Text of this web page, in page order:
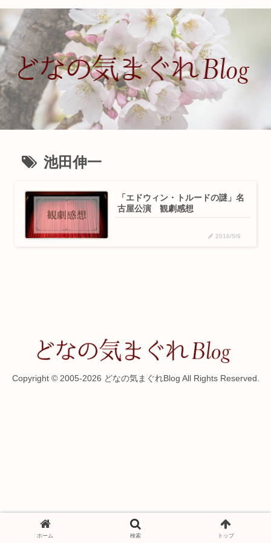
池田伸一
「エドウィン・トルードの謎」名
古屋公演 観劇感想
2016/5/6
Copyright © 2005-2026 どなの気まぐれBlog All Rights Reserved.
ホーム 検索 トップ